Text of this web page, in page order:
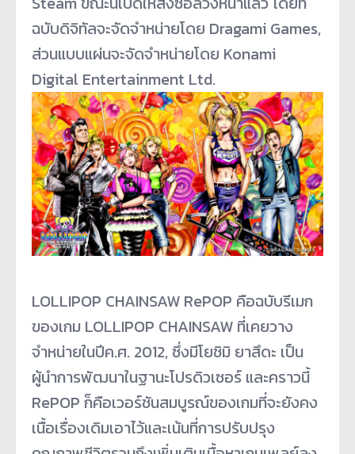
ฉบับดิจิทัลจะจัดจำหน่ายโดย Dragami Games,
ส่วนแบบแผ่นจะจัดจำหน่ายโดย Konami
Digital Entertainment Ltd.
LOLLIPOP CHAINSAW RePOP คือฉบับรีเมก
ของเกม LOLLIPOP CHAINSAW ที่เคยวาง
จำหน่ายในปีค.ศ. 2012, ซึ่งมีโยชิมิ ยาสึดะ เป็น
ผู้นำการพัฒนาในฐานะโปรดิวเซอร์ และคราวนี้
RePOP ก็คือเวอร์ชันสมบูรณ์ของเกมที่จะยังคง
เนื้อเรื่องเดิมเอาไว้และเน้นที่การปรับปรุง